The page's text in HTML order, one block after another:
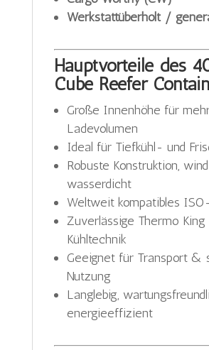
Werkstattüberholt /
Hauptvorteile des
Cube Reefer
Große Innenhöhe für
Ladevolumen
Ideal für Tiefkühl- und
Robuste Konstruktion,
wasserdicht
Weltweit kompatibles
Zuverlässige Thermo King
Kühltechnik
Geeignet für Transport &
Nutzung
Langlebig,
energieeffizient